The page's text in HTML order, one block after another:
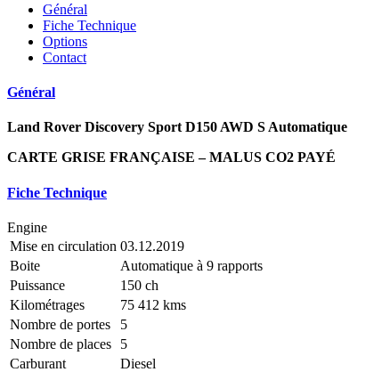
Général
Fiche Technique
Options
Contact
Général
Land Rover Discovery Sport D150 AWD S Automatique
CARTE GRISE FRANÇAISE – MALUS CO2 PAYÉ
Fiche Technique
Engine
Mise en circulation 03.12.2019
Boite
Automatique à 9 rapports
Puissance
150 ch
Kilométrages
75 412 kms
Nombre de portes
5
Nombre de places
5
Carburant
Diesel